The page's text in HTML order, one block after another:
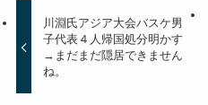
川淵氏アジア大会バスケ男
子代表４人帰国処分明かす
→まだまだ隠居できません
ね。